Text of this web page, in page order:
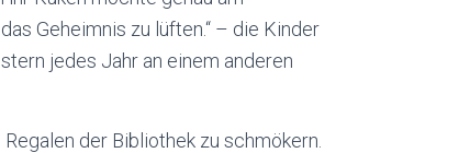
Geheimnis zu lüften.“ – die Kinder
jedes Jahr an einem anderen
der Bibliothek zu schmökern.